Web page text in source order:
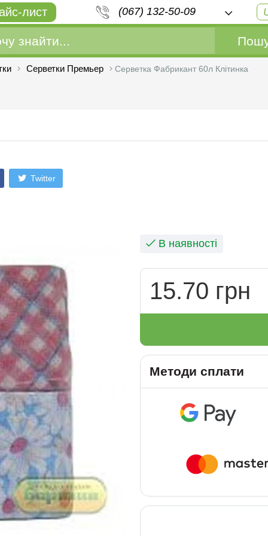
лист (067) 132-50-09
Серветки Премьер Серветка Фабрикант 60л Клітинка
Twitter
В наявності
15.70 грн
Методи сплати